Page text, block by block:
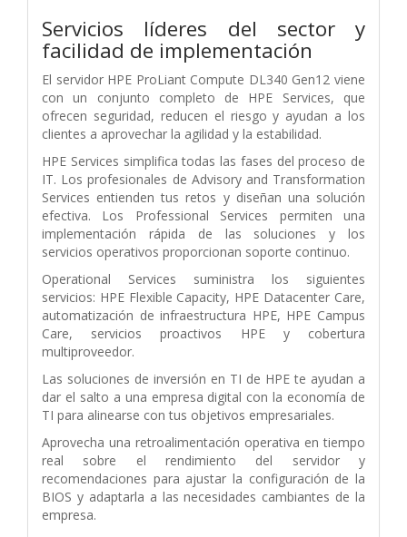
Servicios líderes del sector y
facilidad de implementación
El servidor HPE ProLiant Compute DL340 Gen12 viene
con un conjunto completo de HPE Services, que
ofrecen seguridad, reducen el riesgo y ayudan a los
clientes a aprovechar la agilidad y la estabilidad.
HPE Services simplifica todas las fases del proceso de
IT. Los profesionales de Advisory and Transformation
Services entienden tus retos y diseñan una solución
efectiva. Los Professional Services permiten una
implementación rápida de las soluciones y los
servicios operativos proporcionan soporte continuo.
Operational Services suministra los siguientes
servicios: HPE Flexible Capacity, HPE Datacenter Care,
automatización de infraestructura HPE, HPE Campus
Care, servicios proactivos HPE y cobertura
multiproveedor.
Las soluciones de inversión en TI de HPE te ayudan a
dar el salto a una empresa digital con la economía de
TI para alinearse con tus objetivos empresariales.
Aprovecha una retroalimentación operativa en tiempo
real sobre el rendimiento del servidor y
recomendaciones para ajustar la configuración de la
BIOS y adaptarla a las necesidades cambiantes de la
empresa.